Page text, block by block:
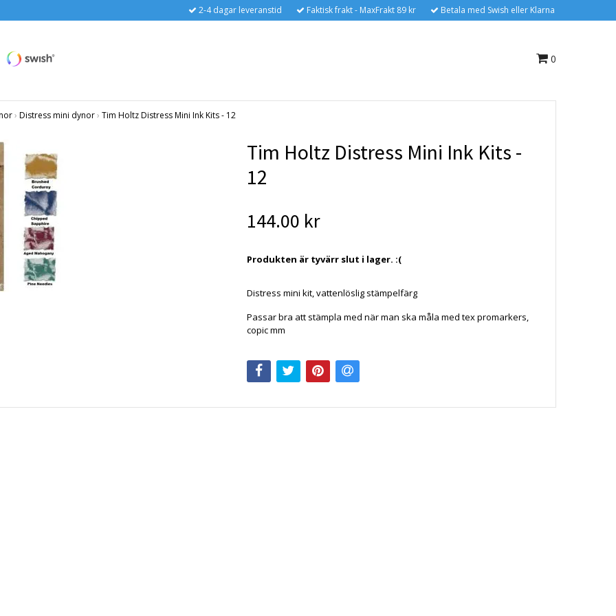
2-4 dagar leveranstid Faktisk frakt - MaxFrakt 89 kr Betala med Swish eller Klarna
0
› Distress mini dynor› Tim Holtz Distress Mini Ink Kits - 12
Tim Holtz Distress Mini Ink Kits -
12
144.00 kr
Produkten är tyvärr slut i lager. :(
Distress mini kit, vattenlöslig stämpelfärg
Passar bra att stämpla med när man ska måla med tex promarkers,
copic mm